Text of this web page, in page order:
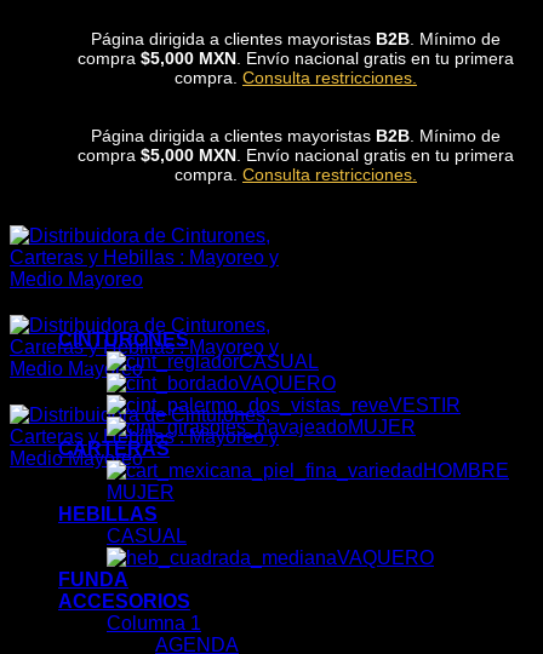
Página dirigida a clientes mayoristas B2B . Mínimo de
compra $5,000 MXN . Envío nacional gratis en tu primera
compra. Consulta restricciones.
Página dirigida a clientes mayoristas B2B . Mínimo de
compra $5,000 MXN . Envío nacional gratis en tu primera
compra. Consulta restricciones.
CINTURONES
CASUAL
VAQUERO
VESTIR
MUJER
CARTERAS
HOMBRE
MUJER
HEBILLAS
CASUAL
VAQUERO
FUNDA
ACCESORIOS
Columna 1
AGENDA